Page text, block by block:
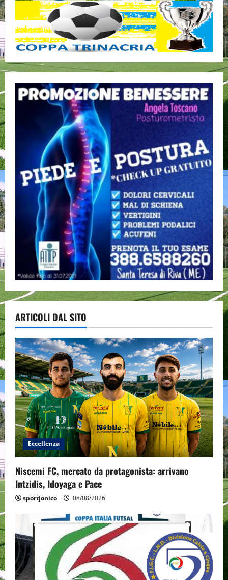
ARTICOLI DAL SITO
Eccellenza
Niscemi FC, mercato da protagonista: arrivano
Intzidis, Idoyaga e Pace
sportjonico 08/08/2026